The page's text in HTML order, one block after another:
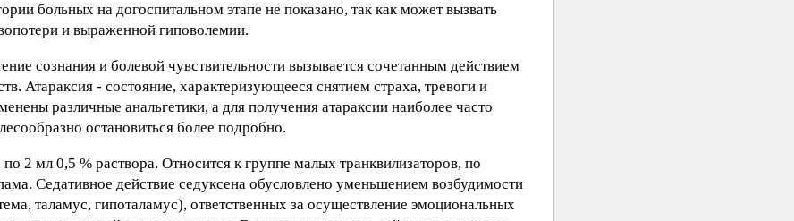
больных на догоспитальном этапе не показано, так как может вызвать
и выраженной гиповолемии.
сознания и болевой чувствительности вызывается сочетанным действием
Атараксия - состояние, характеризующееся снятием страха, тревоги и
различные анальгетики, а для получения атараксии наиболее часто
остановиться более подробно.
2 мл 0,5 % раствора. Относится к группе малых транквилизаторов, по
Седативное действие седуксена обусловлено уменьшением возбудимости
таламус, гипоталамус), ответственных за осуществление эмоциональных